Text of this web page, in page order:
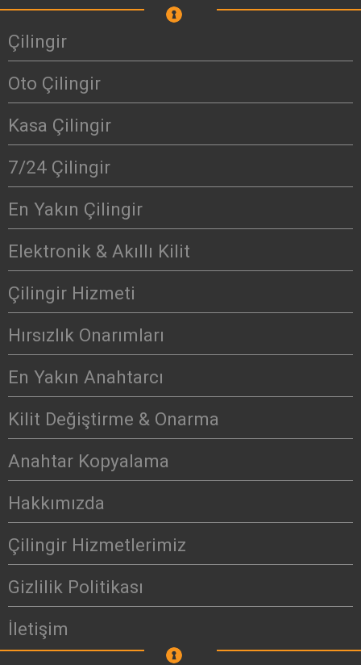
Çilingir
Oto Çilingir
Kasa Çilingir
7/24 Çilingir
En Yakın Çilingir
Elektronik & Akıllı Kilit
Çilingir Hizmeti
Hırsızlık Onarımları
En Yakın Anahtarcı
Kilit Değiştirme & Onarma
Anahtar Kopyalama
Hakkımızda
Çilingir Hizmetlerimiz
Gizlilik Politikası
İletişim